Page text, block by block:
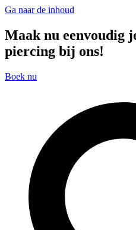
Ga naar de inhoud
Maak nu eenvoudig
piercing bij ons!
Boek nu